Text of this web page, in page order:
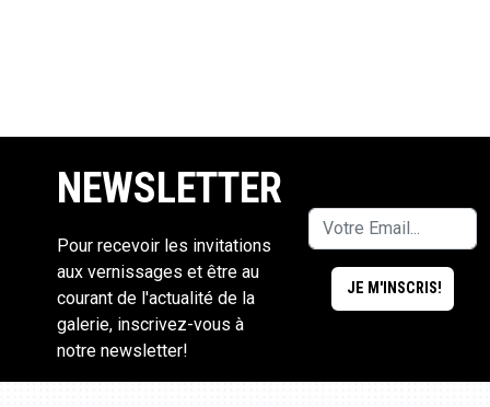
NEWSLETTER
Pour recevoir les invitations
aux vernissages et être au
courant de l'actualité de la
galerie, inscrivez-vous à
notre newsletter!